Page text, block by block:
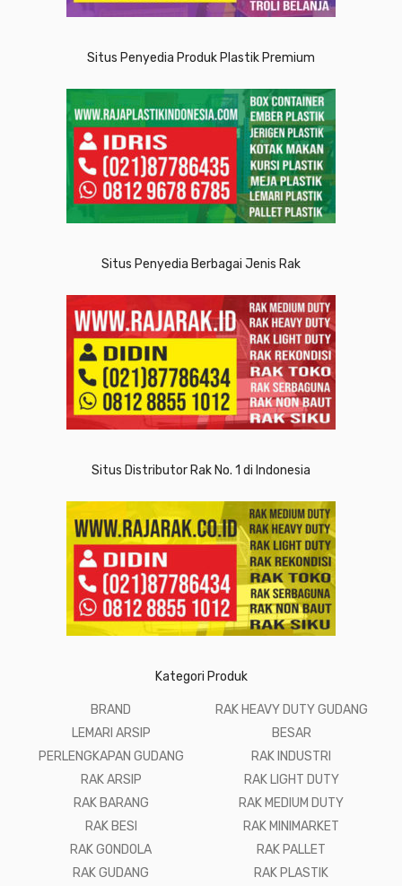
Situs Penyedia Produk Plastik Premium
Situs Penyedia Berbagai Jenis Rak
Situs Distributor Rak No. 1 di Indonesia
Kategori Produk
BRAND
LEMARI ARSIP
PERLENGKAPAN GUDANG
RAK ARSIP
RAK BARANG
RAK BESI
RAK GONDOLA
RAK GUDANG
RAK HEAVY DUTY GUDANG
BESAR
RAK INDUSTRI
RAK LIGHT DUTY
RAK MEDIUM DUTY
RAK MINIMARKET
RAK PALLET
RAK PLASTIK